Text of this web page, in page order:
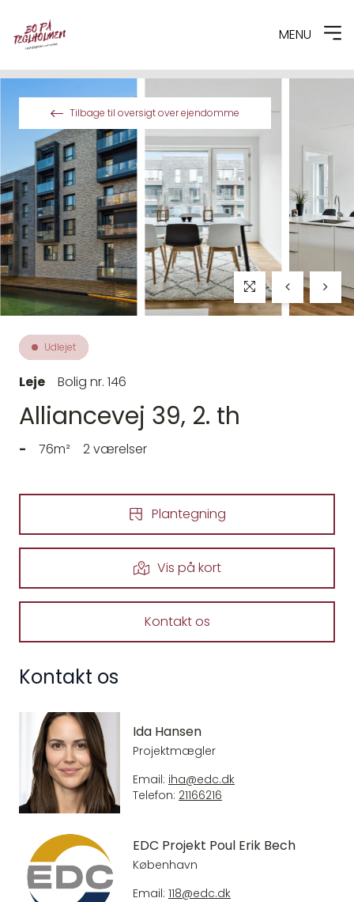
MENU
Tilbage til oversigt over ejendomme
Udlejet
Leje Bolig nr. 146
Alliancevej 39, 2. th
- 76m² 2 værelser
Plantegning
Vis på kort
Kontakt os
Kontakt os
Ida Hansen
Projektmægler
Email: iha@edc.dk
Telefon: 21166216
EDC Projekt Poul Erik Bech
København
Email: 118@edc.dk